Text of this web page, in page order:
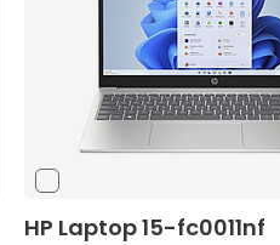
HP Laptop 15-fc0011nf